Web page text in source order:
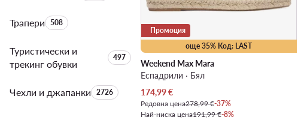
ТрапериБрой на продуктите:
508
Туристически и
трекинг обувки
Брой на продуктите:
497
Чехли и джапанкиБрой на продуктите:
2726
още 35% Код: LAST
Промоция
Weekend Max Mara
Еспадрили · Бял
Актуална цена
174,99€
Редовна цена278,99 €-37%
Най-ниска цена191,99 €-8%